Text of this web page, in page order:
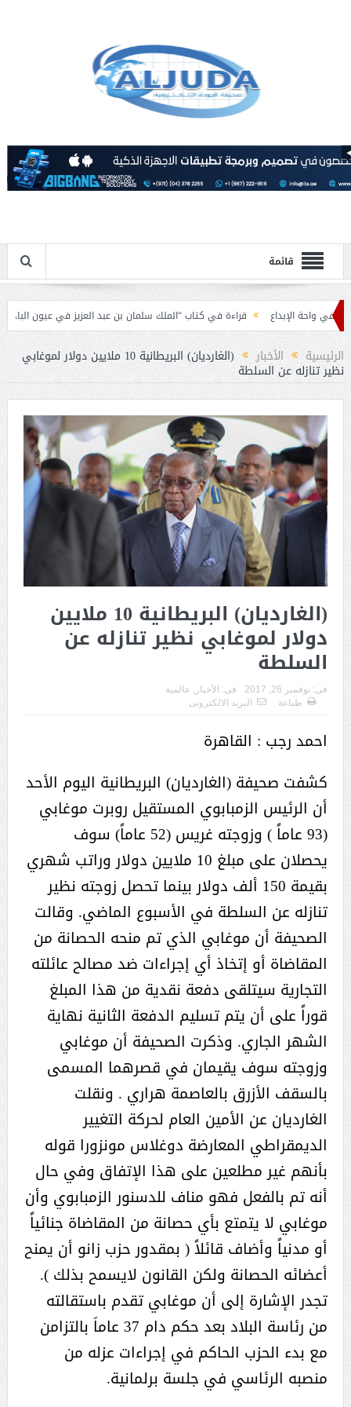
قائمة
الإبداع
قراءة في كتاب “الملك سلمان بن عبد العزيز في عيون الباحثين العرب”.
بمناسبة عيد الفطر
الرئيسية الأخبار (الغارديان) البريطانية 10 ملايين دولار لموغابي
نظير تنازله عن السلطة
(الغارديان) البريطانية 10 ملايين
دولار لموغابي نظير تنازله عن
السلطة
فى: نوفمبر 26, 2017 فى: الأخبار , عالمية
طباعة
البريد الالكترونى
احمد رجب : القاهرة
كشفت صحيفة (الغارديان) البريطانية اليوم الأحد
أن الرئيس الزمبابوي المستقيل روبرت موغابي
(93 عاماً ) وزوجته غريس (52 عاماً) سوف
يحصلان على مبلغ 10 ملايين دولار وراتب شهري
بقيمة 150 ألف دولار بينما تحصل زوجته نظير
تنازله عن السلطة في الأسبوع الماضي. وقالت
الصحيفة أن موغابي الذي تم منحه الحصانة من
المقاضاة أو إتخاذ أي إجراءات ضد مصالح عائلته
التجارية سيتلقى دفعة نقدية من هذا المبلغ
قوراً على أن يتم تسليم الدفعة الثانية نهاية
الشهر الجاري. وذكرت الصحيفة أن موغابي
وزوجته سوف يقيمان في قصرهما المسمى
بالسقف الأزرق بالعاصمة هراري . ونقلت
الغارديان عن الأمين العام لحركة التغيير
الديمقراطي المعارضة دوغلاس مونزورا قوله
بأنهم غير مطلعين على هذا الإتفاق وفي حال
أنه تم بالفعل فهو مناف للدسنور الزمبابوي وأن
موغابي لا يتمتع بأي حصانة من المقاضاة جنائياً
أو مدنياً وأضاف قائلاً ( بمقدور حزب زانو أن يمنح
أعضائه الحصانة ولكن القانون لايسمح بذلك ).
تجدر الإشارة إلى أن موغابي تقدم باستقالته
من رئاسة البلاد بعد حكم دام 37 عاماَ بالتزامن
مع بدء الحزب الحاكم في إجراءات عزله من
منصبه الرئاسي في جلسة برلمانية.